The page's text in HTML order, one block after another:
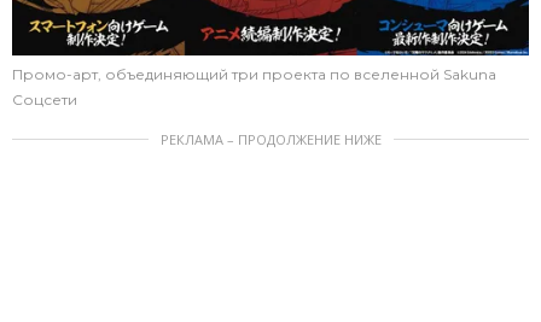
Промо-арт, объединяющий три проекта по вселенной Sakuna
Соцсети
РЕКЛАМА – ПРОДОЛЖЕНИЕ НИЖЕ